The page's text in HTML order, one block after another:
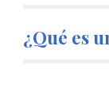
¿Qué es